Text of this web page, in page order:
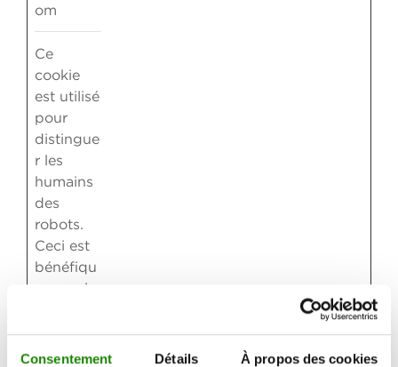
Consentement Détails À propos des cookies
om
Ce
cookie
est utilisé
pour
distingue
r les
humains
des
robots.
Ceci est
bénéfiqu
e pour le
afin de
créer des